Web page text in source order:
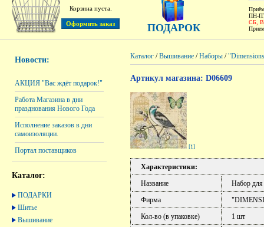
Корзина пуста.
ПОДАРОК
ПН-
СБ,
Новости:
АКЦИЯ "Вас ждёт подарок!"
Работа Магазина в дни
празднования Нового Года
Исполнение заказов в дни
самоизоляции.
Портал поставщиков
Каталог:
ПОДАРКИ
Шитье
Вышивание
Каталог /Вышивание /Наборы /
Артикул магазина: D06609
[1]
Характеристики:
Название
Набор
Фирма
Кол-во (в упаковке)
1 шт